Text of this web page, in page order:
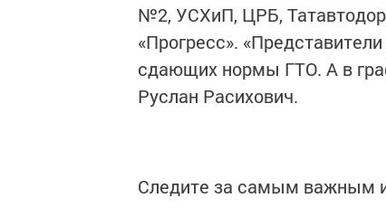
№2, УСХиП, ЦРБ,
«Прогресс».
сдающих нормы ГТО. А в
Руслан Расихович.
Следите за самым важным